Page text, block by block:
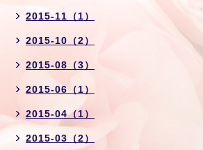
2015-11（1）
2015-10（2）
2015-08（3）
2015-06（1）
2015-04（1）
2015-03（2）